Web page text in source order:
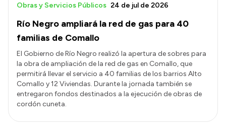
Río Negro ampliará la red de gas para 40
familias de Comallo
Obras y Servicios Públicos 24 de jul de 2026
El Gobierno de Río Negro realizó la apertura de sobres para
la obra de ampliación de la red de gas en Comallo, que
permitirá llevar el servicio a 40 familias de los barrios Alto
Comallo y 12 Viviendas. Durante la jornada también se
entregaron fondos destinados a la ejecución de obras de
cordón cuneta.